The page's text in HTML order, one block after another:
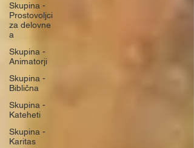
Skupina -
Prostovoljci
za delovne
a
Skupina -
Animatorji
Skupina -
Biblična
Skupina -
Kateheti
Skupina -
Karitas